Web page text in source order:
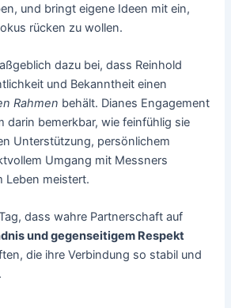
und bringt eigene Ideen mit ein,
rücken zu wollen.
dazu bei, dass Reinhold
und Bekanntheit einen
Rahmen behält. Dianes Engagement
darin bemerkbar, wie feinfühlig sie
Unterstützung, persönlichem
Umgang mit Messners
Leben meistert.
dass wahre Partnerschaft auf
und gegenseitigem Respekt
die ihre Verbindung so stabil und